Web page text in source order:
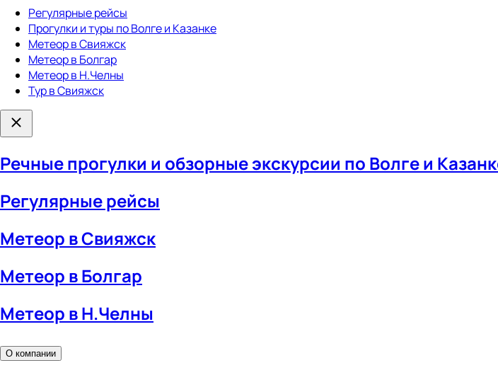
Регулярные рейсы
Прогулки и туры по Волге и Казанке
Метеор в Свияжск
Метеор в Болгар
Метеор в Н.Челны
Тур в Свияжск
Речные прогулки и обзорные экскурсии по Волге и
Регулярные рейсы
Метеор в Свияжск
Метеор в Болгар
Метеор в Н.Челны
О компании